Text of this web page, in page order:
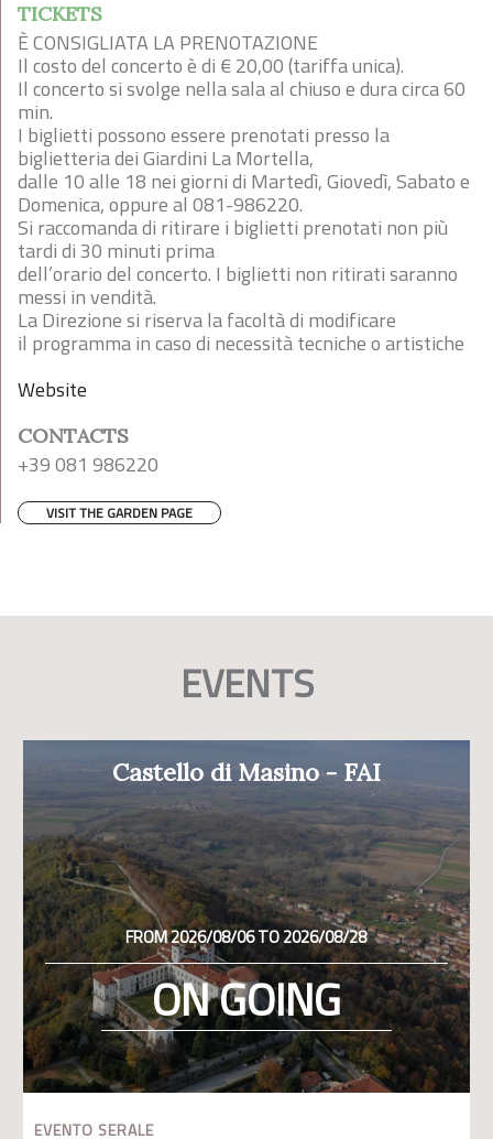
TICKETS
È CONSIGLIATA LA PRENOTAZIONE
Il costo del concerto è di € 20,00 (tariffa unica).
Il concerto si svolge nella sala al chiuso e dura circa 60
min.
I biglietti possono essere prenotati presso la
biglietteria dei Giardini La Mortella,
dalle 10 alle 18 nei giorni di Martedì, Giovedì, Sabato e
Domenica, oppure al 081-986220.
Si raccomanda di ritirare i biglietti prenotati non più
tardi di 30 minuti prima
dell’orario del concerto. I biglietti non ritirati saranno
messi in vendità.
La Direzione si riserva la facoltà di modificare
il programma in caso di necessità tecniche o artistiche
Website
CONTACTS
+39 081 986220
VISIT THE GARDEN PAGE
EVENTS
Castello di Masino - FAI
FROM 2026/08/06 TO 2026/08/28
ON GOING
EVENTO SERALE